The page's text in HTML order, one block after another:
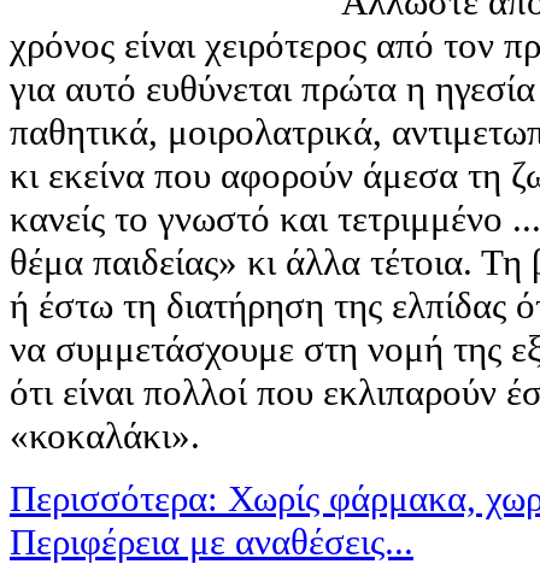
χρόνος είναι χειρότερος από τον
για αυτό ευθύνεται πρώτα η
παθητικά, μοιρολατρικά,
κι εκείνα που αφορούν άμεσα τη
κανείς το γνωστό και τετριμμένο
θέμα παιδείας» κι άλλα τέτοια.
ή έστω τη διατήρηση της ελπίδας
να συμμετάσχουμε στη νομή της
ότι είναι πολλοί που εκλιπαρούν
«κοκαλάκι».
Περισσότερα: Χωρίς φάρμακα,
Περιφέρεια με αναθέσεις...